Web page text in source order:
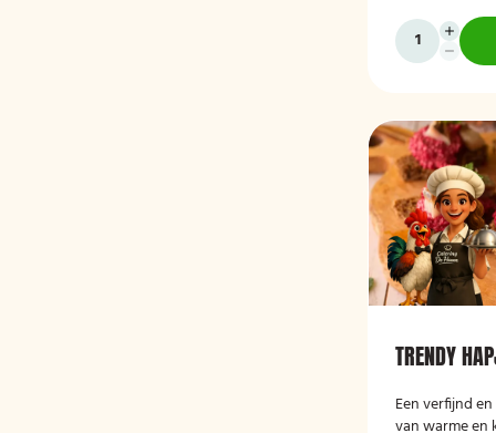
vegan
groenten,
smaakvolle
TRENDY
Een verfijnd
van warme en